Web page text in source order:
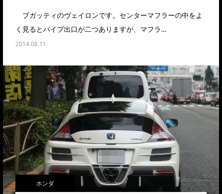
ブガッティのヴェイロンです。センターマフラーの中をよ
く見るとパイプ出口が二つありますが、マフラ…
2014.08.11
ホンダ